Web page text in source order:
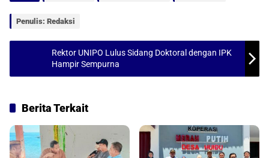
p
o
Penulis: Redaksi
Rektor UNIPO Lulus Sidang Doktoral dengan IPK
Hampir Sempurna
Berita Terkait